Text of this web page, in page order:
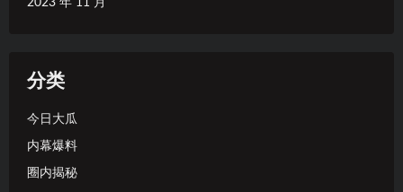
2023 年 11 月
分类
今日大瓜
内幕爆料
圈内揭秘